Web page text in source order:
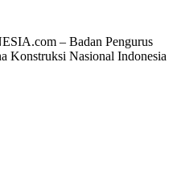
– Badan Pengurus
Konstruksi Nasional Indonesia